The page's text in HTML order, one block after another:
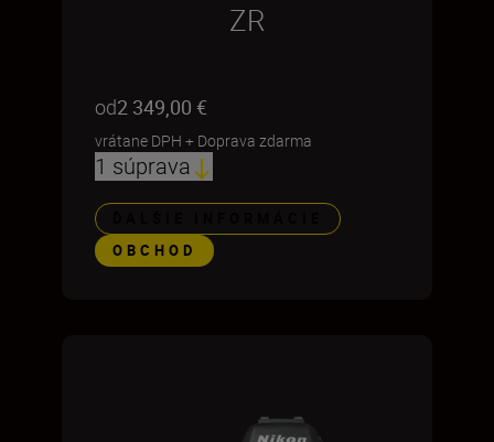
ZR
od2 349,00 €
vrátane DPH + Doprava zdarma
1 súprava
OBCHOD